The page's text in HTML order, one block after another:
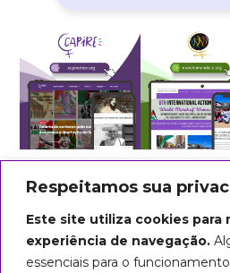
Respeitamos sua
Este site utiliza cookies para
experiência de navegação.
essenciais para o